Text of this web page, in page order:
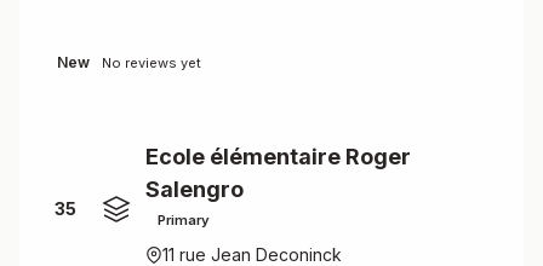
New No reviews yet
35
Ecole élémentaire Roger
Salengro
Primary
11 rue Jean Deconinck